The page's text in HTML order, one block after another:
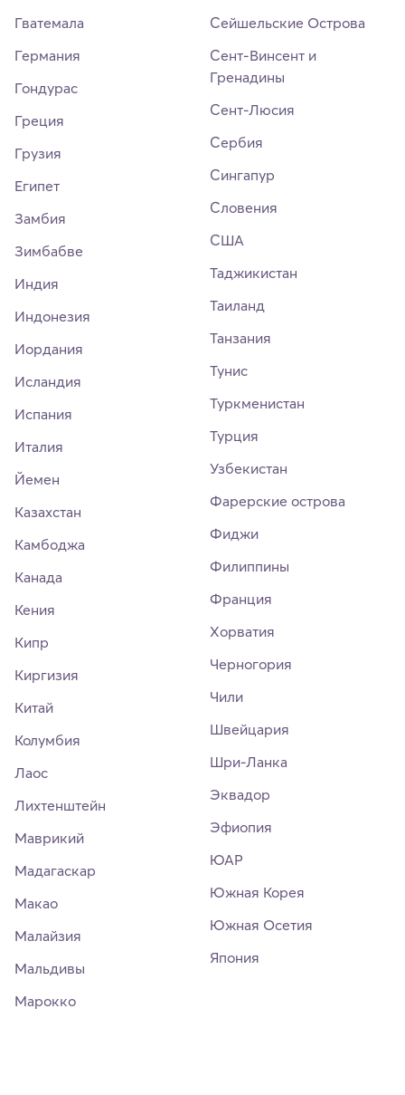
Гватемала
Германия
Гондурас
Греция
Грузия
Египет
Замбия
Зимбабве
Индия
Индонезия
Иордания
Исландия
Испания
Италия
Йемен
Казахстан
Камбоджа
Канада
Кения
Кипр
Киргизия
Китай
Колумбия
Лаос
Лихтенштейн
Маврикий
Мадагаскар
Макао
Малайзия
Мальдивы
Марокко
Сейшельские Острова
Сент-Винсент и
Гренадины
Сент-Люсия
Сербия
Сингапур
Словения
США
Таджикистан
Таиланд
Танзания
Тунис
Туркменистан
Турция
Узбекистан
Фарерские острова
Фиджи
Филиппины
Франция
Хорватия
Черногория
Чили
Швейцария
Шри-Ланка
Эквадор
Эфиопия
ЮАР
Южная Корея
Южная Осетия
Япония